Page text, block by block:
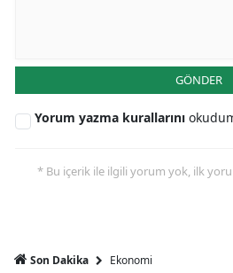
GÖNDER
Yorum yazma kurallarını
* Bu içerik ile ilgili yorum yok, ilk
Son Dakika Ekonomi